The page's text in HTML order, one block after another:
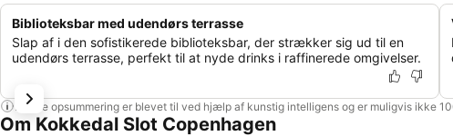
Biblioteksbar med udendørs terrasse
Slap af i den sofistikerede biblioteksbar, der strækker sig ud til en
udendørs terrasse, perfekt til at nyde drinks i raffinerede omgivelser.
Denne opsummering er blevet til ved hjælp af kunstig intelligens og er muligvis ikke
Om Kokkedal Slot Copenhagen